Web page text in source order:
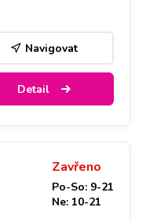
Navigovat
Detail
Zavřeno
Po-So: 9-21
Ne: 10-21